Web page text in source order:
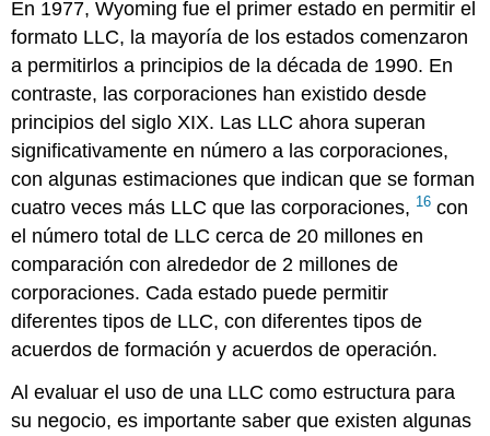
En 1977, Wyoming fue el primer estado en permitir el
formato LLC, la mayoría de los estados comenzaron
a permitirlos a principios de la década de 1990. En
contraste, las corporaciones han existido desde
principios del siglo XIX. Las LLC ahora superan
significativamente en número a las corporaciones,
con algunas estimaciones que indican que se forman
cuatro veces más LLC que las corporaciones, 16 con
el número total de LLC cerca de 20 millones en
comparación con alrededor de 2 millones de
corporaciones. Cada estado puede permitir
diferentes tipos de LLC, con diferentes tipos de
acuerdos de formación y acuerdos de operación.
Al evaluar el uso de una LLC como estructura para
su negocio, es importante saber que existen algunas